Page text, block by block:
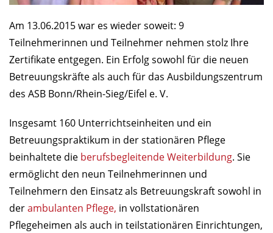
Am 13.06.2015 war es wieder soweit: 9
Teilnehmerinnen und Teilnehmer nehmen stolz Ihre
Zertifikate entgegen. Ein Erfolg sowohl für die neuen
Betreuungskräfte als auch für das Ausbildungszentrum
des ASB Bonn/Rhein-Sieg/Eifel e. V.
Insgesamt 160 Unterrichtseinheiten und ein
Betreuungspraktikum in der stationären Pflege
beinhaltete die berufsbegleitende Weiterbildung. Sie
ermöglicht den neun Teilnehmerinnen und
Teilnehmern den Einsatz als Betreuungskraft sowohl in
derambulanten Pflege, in vollstationären
Pflegeheimen als auch in teilstationären Einrichtungen,